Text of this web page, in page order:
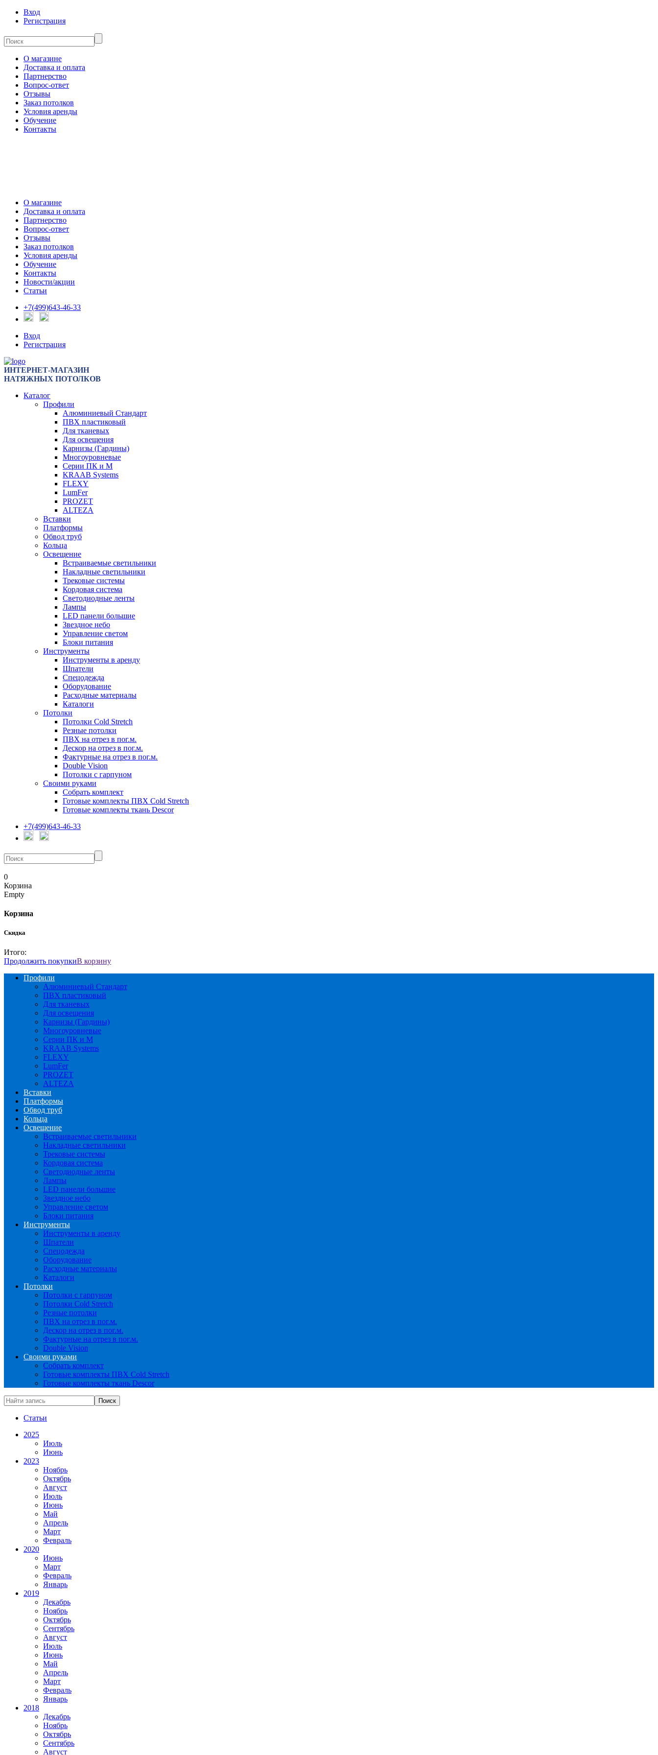
Вход
Регистрация
О магазине
Доставка и оплата
Партнерство
Вопрос-ответ
Отзывы
Заказ потолков
Условия аренды
Обучение
Контакты
О магазине
Доставка и оплата
Партнерство
Вопрос-ответ
Отзывы
Заказ потолков
Условия аренды
Обучение
Контакты
Новости/акции
Статьи
+7(499)643-46-33
Вход
Регистрация
ИНТЕРНЕТ-МАГАЗИН
НАТЯЖНЫХ ПОТОЛКОВ
Каталог
Профили
Алюминиевый Стандарт
ПВХ пластиковый
Для тканевых
Для освещения
Карнизы (Гардины)
Многоуровневые
Серии ПК и М
KRAAB Systems
FLEXY
LumFer
PROZET
ALTEZA
Вставки
Платформы
Обвод труб
Кольца
Освещение
Встраиваемые светильники
Накладные светильники
Трековые системы
Кордовая система
Светодиодные ленты
Лампы
LED панели большие
Звездное небо
Управление светом
Блоки питания
Инструменты
Инструменты в аренду
Шпатели
Спецодежда
Оборудование
Расходные материалы
Каталоги
Потолки
Потолки Cold Stretch
Резные потолки
ПВХ на отрез в пог.м.
Дескор на отрез в пог.м.
Фактурные на отрез в пог.м.
Double Vision
Потолки с гарпуном
Своими руками
Собрать комплект
Готовые комплекты ПВХ Cold Stretch
Готовые комплекты ткань Descor
+7(499)643-46-33
0
Корзина
Empty
Корзина
Скидка
Итого:
Продолжить покупкиВ корзину
Профили
Алюминиевый Стандарт
ПВХ пластиковый
Для тканевых
Для освещения
Карнизы (Гардины)
Многоуровневые
Серии ПК и М
KRAAB Systems
FLEXY
LumFer
PROZET
ALTEZA
Вставки
Платформы
Обвод труб
Кольца
Освещение
Встраиваемые светильники
Накладные светильники
Трековые системы
Кордовая система
Светодиодные ленты
Лампы
LED панели большие
Звездное небо
Управление светом
Блоки питания
Инструменты
Инструменты в аренду
Шпатели
Спецодежда
Оборудование
Расходные материалы
Каталоги
Потолки
Потолки с гарпуном
Потолки Cold Stretch
Резные потолки
ПВХ на отрез в пог.м.
Дескор на отрез в пог.м.
Фактурные на отрез в пог.м.
Double Vision
Своими руками
Собрать комплект
Готовые комплекты ПВХ Cold Stretch
Готовые комплекты ткань Descor
Статьи
2025
Июль
Июнь
2023
Ноябрь
Октябрь
Август
Июль
Июнь
Май
Апрель
Март
Февраль
2020
Июнь
Март
Февраль
Январь
2019
Декабрь
Ноябрь
Октябрь
Сентябрь
Август
Июль
Июнь
Май
Апрель
Март
Февраль
Январь
2018
Декабрь
Ноябрь
Октябрь
Сентябрь
Август